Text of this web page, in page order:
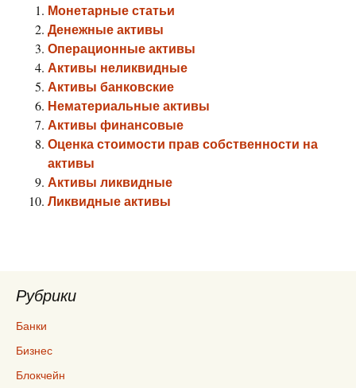
Монетарные статьи
Денежные активы
Операционные активы
Активы неликвидные
Активы банковские
Нематериальные активы
Активы финансовые
Оценка стоимости прав собственности на
активы
Активы ликвидные
Ликвидные активы
Рубрики
Банки
Бизнес
Блокчейн